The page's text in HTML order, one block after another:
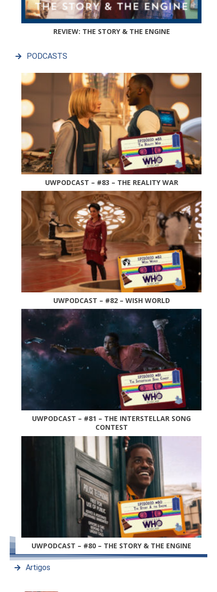
REVIEW: THE STORY & THE ENGINE
PODCASTS
UWPODCAST – #83 – THE REALITY WAR
UWPODCAST – #82 – WISH WORLD
UWPODCAST – #81 – THE INTERSTELLAR SONG
CONTEST
UWPODCAST – #80 – THE STORY & THE ENGINE
Artigos